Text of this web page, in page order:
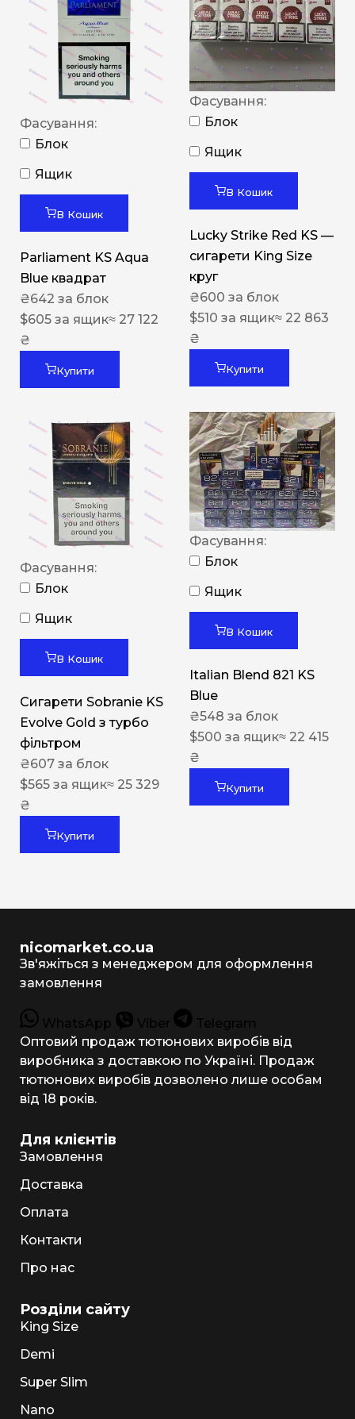
Фасування:
Блок
Ящик
В Кошик
Parliament KS Aqua
Blue квадрат
₴642 за блок
$605 за ящик≈ 27 122
₴
Купити
Фасування:
Блок
Ящик
В Кошик
Lucky Strike Red KS —
сигарети King Size
круг
₴600 за блок
$510 за ящик≈ 22 863
₴
Купити
Фасування:
Блок
Ящик
В Кошик
Сигарети Sobranie KS
Evolve Gold з турбо
фільтром
₴607 за блок
$565 за ящик≈ 25 329
₴
Купити
Фасування:
Блок
Ящик
В Кошик
Italian Blend 821 KS
Blue
₴548 за блок
$500 за ящик≈ 22 415
₴
Купити
nicomarket.co.ua
Зв'яжіться з менеджером для оформлення
замовлення
WhatsApp Viber
Telegram
Оптовий продаж тютюнових виробів від
виробника з доставкою по Україні. Продаж
тютюнових виробів дозволено лише особам
від 18 років.
Для клієнтів
Замовлення
Доставка
Оплата
Контакти
Про нас
Розділи сайту
King Size
Demi
Super Slim
Nano